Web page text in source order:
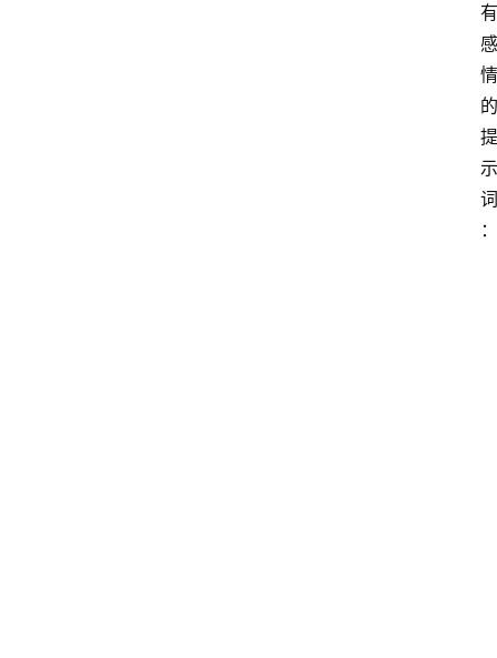
有
感
情
的
提
示
词
：